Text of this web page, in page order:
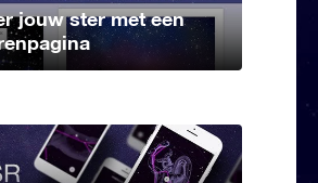
jouw ster met een